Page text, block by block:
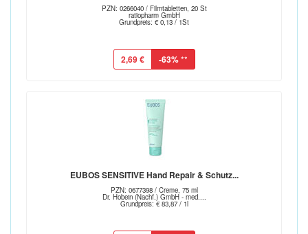
PZN: 0266040 / Filmtabletten, 20 St
ratiopharm GmbH
Grundpreis: € 0,13 / 1St
2,69 € -63%**
EUBOS SENSITIVE Hand Repair & Schutz...
PZN: 0677398 / Creme, 75 ml
Dr. Hobein (Nachf.) GmbH - med....
Grundpreis: € 83,87 / 1l